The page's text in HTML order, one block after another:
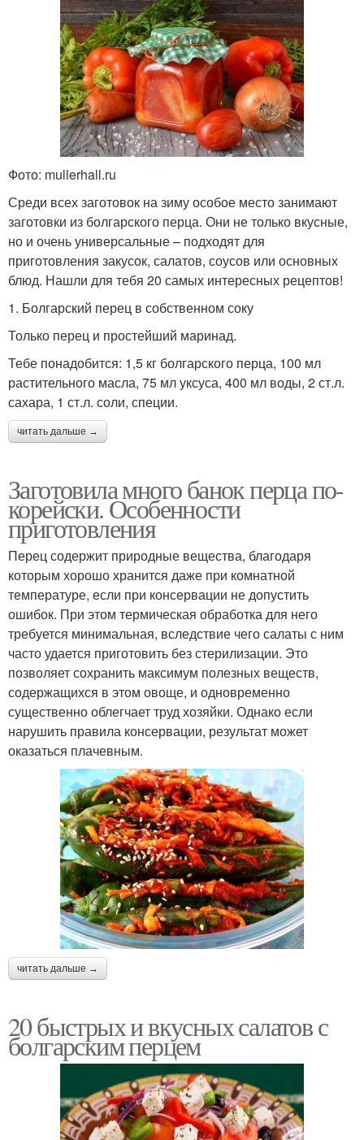
Фото: mullerhall.ru
Среди всех заготовок на зиму особое место занимают
заготовки из болгарского перца. Они не только вкусные,
но и очень универсальные – подходят для
приготовления закусок, салатов, соусов или основных
блюд. Нашли для тебя 20 самых интересных рецептов!
1. Болгарский перец в собственном соку
Только перец и простейший маринад.
Тебе понадобится: 1,5 кг болгарского перца, 100 мл
растительного масла, 75 мл уксуса, 400 мл воды, 2 ст.л.
сахара, 1 ст.л. соли, специи.
читать дальше →
Заготовила много банок перца по-
корейски. Особенности
приготовления
Перец содержит природные вещества, благодаря
которым хорошо хранится даже при комнатной
температуре, если при консервации не допустить
ошибок. При этом термическая обработка для него
требуется минимальная, вследствие чего салаты с ним
часто удается приготовить без стерилизации. Это
позволяет сохранить максимум полезных веществ,
содержащихся в этом овоще, и одновременно
существенно облегчает труд хозяйки. Однако если
нарушить правила консервации, результат может
оказаться плачевным.
читать дальше →
20 быстрых и вкусных салатов с
болгарским перцем